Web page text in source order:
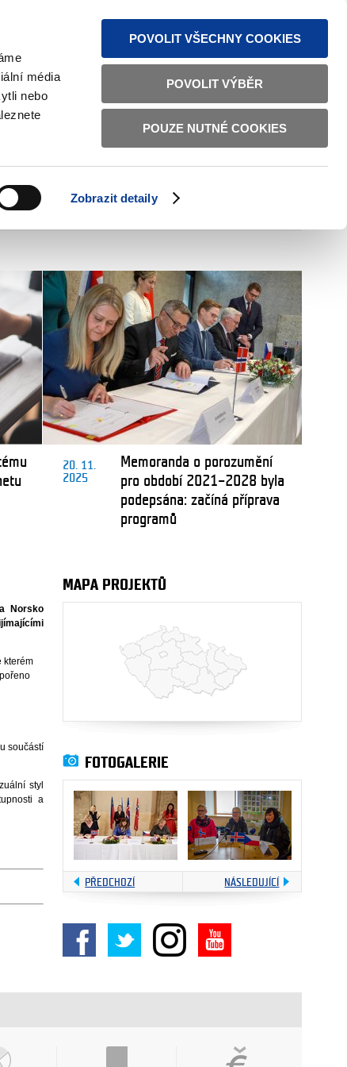
média
nebo
Zobrazit detaily
POVOLIT VŠECHNY COOKIES
POVOLIT VÝBĚR
POUZE NUTNÉ COOKIES
TEXTOVÁ VERZE ČESKY ENGLISH
VNITŘNÍ VĚCI BILATERÁLNÍ SPOLUPRÁCE
20. 11.
2025
Memoranda o porozumění
pro období 2021–2028 byla
podepsána: začíná příprava
programů
Norsko
kterém
součástí
styl
a
MAPA PROJEKTŮ
FOTOGALERIE
PŘEDCHOZÍ NÁSLEDUJÍCÍ